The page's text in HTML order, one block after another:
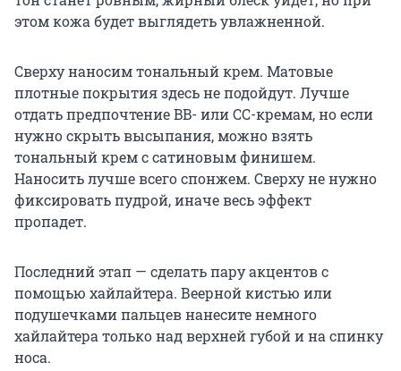
этом кожа будет выглядеть увлажненной.
Сверху наносим тональный крем. Матовые
плотные покрытия здесь не подойдут. Лучше
отдать предпочтение BB- или СС-кремам, но если
нужно скрыть высыпания, можно взять
тональный крем с сатиновым финишем.
Наносить лучше всего спонжем. Сверху не нужно
фиксировать пудрой, иначе весь эффект
пропадет.
Последний этап — сделать пару акцентов с
помощью хайлайтера. Веерной кистью или
подушечками пальцев нанесите немного
хайлайтера только над верхней губой и на спинку
носа.